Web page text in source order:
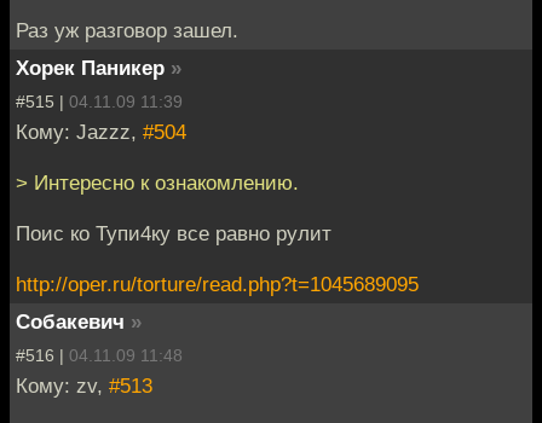
Раз уж разговор зашел.
Хорек Паникер »
#515 | 04.11.09 11:39
Кому: Jazzz, #504
> Интересно к ознакомлению.
Поис ко Тупи4ку все равно рулит
http://oper.ru/torture/read.php?t=1045689095
Собакевич »
#516 | 04.11.09 11:48
Кому: zv, #513